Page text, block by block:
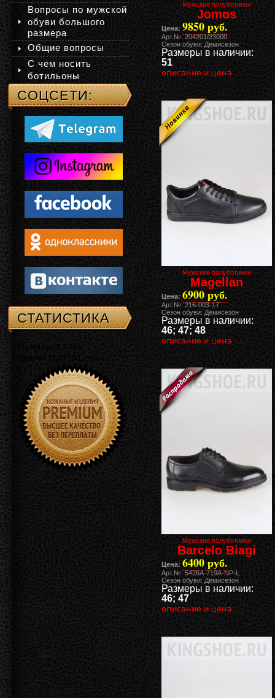
Мужские полуботинки
Jomos
Цена: 9850 руб.
Арт.№: 204201/23000
Сезон обуви: Демисезон
Размеры в наличии:
51
описание и цена
Мужские полуботинки
Magellan
Цена: 6900 руб.
Арт.№: 216-003-17
Сезон обуви: Демисезон
Размеры в наличии:
46; 47; 48
описание и цена
Мужские полуботинки
Barcelo Biagi
Цена: 6400 руб.
Арт.№: 5426A-719A-NP-L
Сезон обуви: Демисезон
Размеры в наличии:
46; 47
описание и цена
Вопросы по мужской
обуви большого
размера
Общие вопросы
С чем носить
ботильоны
СОЦСЕТИ:
СТАТИСТИКА
Память: 4.5 Mb
Время: 0.07541 сек.